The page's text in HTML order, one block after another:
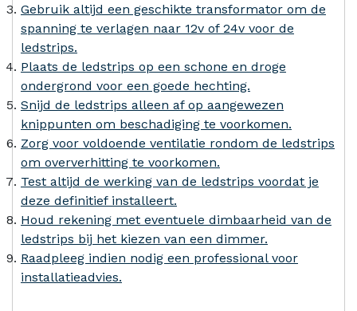
Gebruik altijd een geschikte transformator om de
spanning te verlagen naar 12v of 24v voor de
ledstrips.
Plaats de ledstrips op een schone en droge
ondergrond voor een goede hechting.
Snijd de ledstrips alleen af op aangewezen
knippunten om beschadiging te voorkomen.
Zorg voor voldoende ventilatie rondom de ledstrips
om oververhitting te voorkomen.
Test altijd de werking van de ledstrips voordat je
deze definitief installeert.
Houd rekening met eventuele dimbaarheid van de
ledstrips bij het kiezen van een dimmer.
Raadpleeg indien nodig een professional voor
installatieadvies.